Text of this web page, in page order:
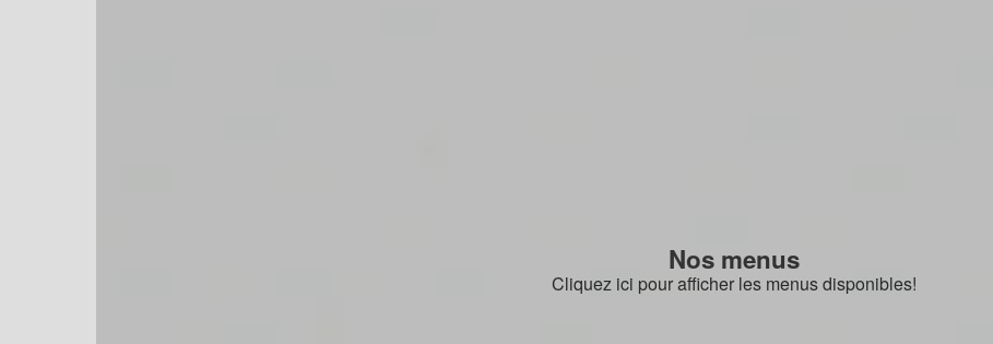
Nos menus
Cliquez ici pour afficher les menus disponibles!